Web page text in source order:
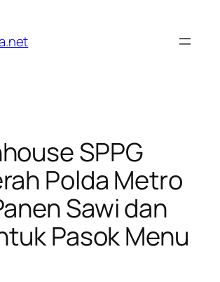
SPPG
Polda Metro
Sawi dan
Pasok Menu